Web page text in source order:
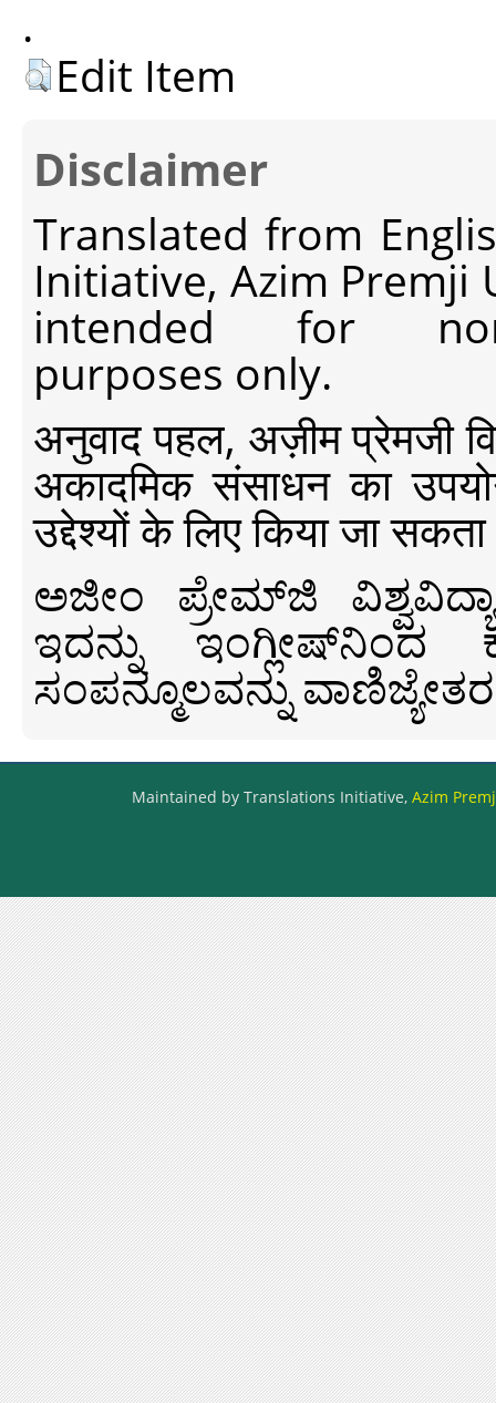
.
Edit Item
Disclaimer
Translated from
Initiative, Azim Premji
intended for non-
purposes only.
अनुवाद पहल, अज़ीम प्रेमजी
अकादमिक संसाधन का
उद्देश्यों के लिए किया जा
ಅಜೀಂ ಪ್ರೇಮ್‍ಜಿ
ಇದನ್ನು ಇಂಗ್ಲೀಷ್‍ನಿಂದ
ಸಂಪನ್ಮೂಲವನ್ನು
Maintained by Translations Initiative, Azim